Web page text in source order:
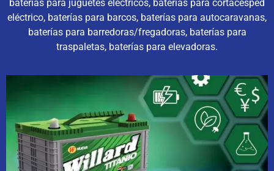
baterías para juguetes eléctricos, baterías para cortacésped
eléctrico, baterías para barcos, baterías para autocaravanas,
baterías para barredoras/fregadoras, baterías para
traspaletas, baterías para elevadoras.